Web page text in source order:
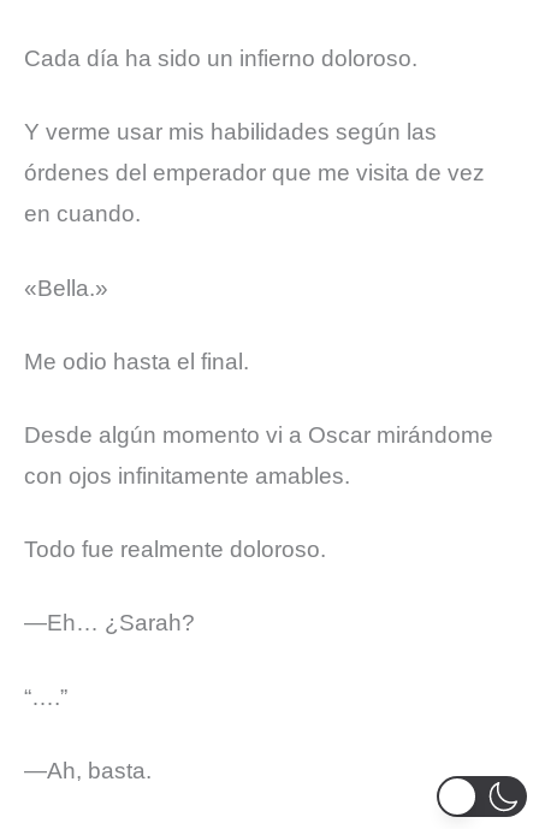
Cada día ha sido un infierno doloroso.
Y verme usar mis habilidades según las
órdenes del emperador que me visita de vez
en cuando.
«Bella.»
Me odio hasta el final.
Desde algún momento vi a Oscar mirándome
con ojos infinitamente amables.
Todo fue realmente doloroso.
—Eh… ¿Sarah?
“….”
—Ah, basta.